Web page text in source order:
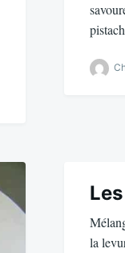
la